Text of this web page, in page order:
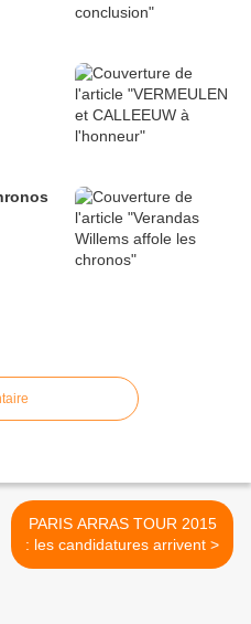
PARIS ARRAS TOUR 2015
: les candidatures arrivent >